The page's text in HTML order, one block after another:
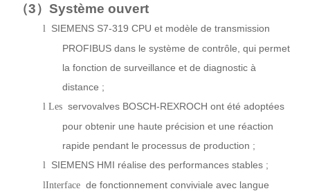
（3）Système ouvert
l
SIEMENS S7-319 CPU et modèle de transmission
PROFIBUS dans le système de contrôle, qui permet
la fonction de surveillance et de diagnostic à
distance ;
l Les servovalves BOSCH-REXROCH ont été adoptées
pour obtenir une haute précision et une réaction
rapide pendant le processus de production ;
l SIEMENS HMI réalise des performances stables ;
lInterface de fonctionnement conviviale avec langue